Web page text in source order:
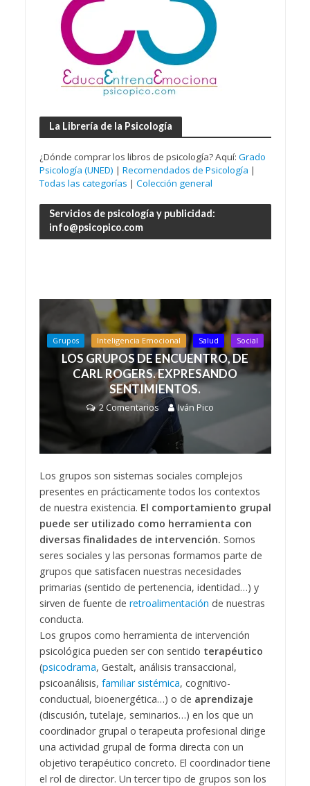
La Librería de la Psicología
¿Dónde comprar los libros de psicología? Aquí: Grado
Psicología (UNED) | Recomendados de Psicología |
Todas las categorías | Colección general
Servicios de psicología y publicidad:
info@psicopico.com
Grupos Inteligencia Emocional Salud Social
LOS GRUPOS DE ENCUENTRO, DE
CARL ROGERS. EXPRESANDO
SENTIMIENTOS.
2 Comentarios Iván Pico
Los grupos son sistemas sociales complejos
presentes en prácticamente todos los contextos
de nuestra existencia. El comportamiento grupal
puede ser utilizado como herramienta con
diversas finalidades de intervención. Somos
seres sociales y las personas formamos parte de
grupos que satisfacen nuestras necesidades
primarias (sentido de pertenencia, identidad…) y
sirven de fuente de retroalimentación de nuestras
conducta.
Los grupos como herramienta de intervención
psicológica pueden ser con sentido terapéutico
(psicodrama, Gestalt, análisis transaccional,
psicoanálisis, familiar sistémica, cognitivo-
conductual, bioenergética…) o de aprendizaje
(discusión, tutelaje, seminarios…) en los que un
coordinador grupal o terapeuta profesional dirige
una actividad grupal de forma directa con un
objetivo terapéutico concreto. El coordinador tiene
el rol de director. Un tercer tipo de grupos son los